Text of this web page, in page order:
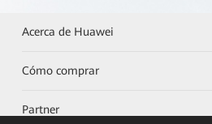
Acerca de Huawei
Cómo comprar
Partner